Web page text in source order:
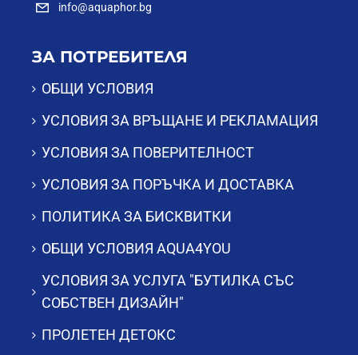
info@aquaphor.bg
ЗА ПОТРЕБИТЕЛЯ
ОБЩИ УСЛОВИЯ
УСЛОВИЯ ЗА ВРЪЩАНЕ И РЕКЛАМАЦИЯ
УСЛОВИЯ ЗА ПОВЕРИТЕЛНОСТ
УСЛОВИЯ ЗА ПОРЪЧКА И ДОСТАВКА
ПОЛИТИКА ЗА БИСКВИТКИ
ОБЩИ УСЛОВИЯ AQUA4YOU
УСЛОВИЯ ЗА УСЛУГА "БУТИЛКА СЪС
СОБСТВЕН ДИЗАЙН"
ПРОЛЕТЕН ДЕТОКС